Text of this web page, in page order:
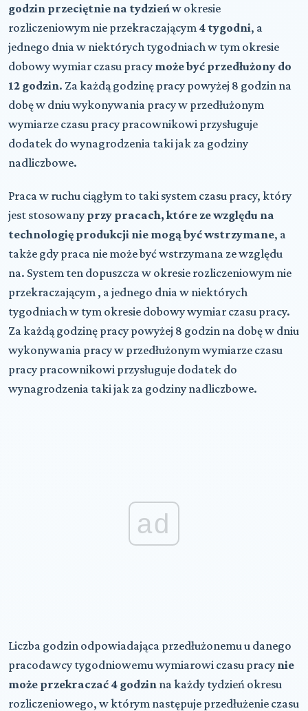
godzin przeciętnie na tydzień w okresie
rozliczeniowym nie przekraczającym 4 tygodni, a
jednego dnia w niektórych tygodniach w tym okresie
dobowy wymiar czasu pracy może być przedłużony do
12 godzin. Za każdą godzinę pracy powyżej 8 godzin na
dobę w dniu wykonywania pracy w przedłużonym
wymiarze czasu pracy pracownikowi przysługuje
dodatek do wynagrodzenia taki jak za godziny
nadliczbowe.
Praca w ruchu ciągłym to taki system czasu pracy, który
jest stosowany przy pracach, które ze względu na
technologię produkcji nie mogą być wstrzymane, a
także gdy praca nie może być wstrzymana ze względu
na. System ten dopuszcza w okresie rozliczeniowym nie
przekraczającym , a jednego dnia w niektórych
tygodniach w tym okresie dobowy wymiar czasu pracy.
Za każdą godzinę pracy powyżej 8 godzin na dobę w dniu
wykonywania pracy w przedłużonym wymiarze czasu
pracy pracownikowi przysługuje dodatek do
wynagrodzenia taki jak za godziny nadliczbowe.
ad
Liczba godzin odpowiadająca przedłużonemu u danego
pracodawcy tygodniowemu wymiarowi czasu pracy nie
może przekraczać 4 godzin na każdy tydzień okresu
rozliczeniowego, w którym następuje przedłużenie czasu